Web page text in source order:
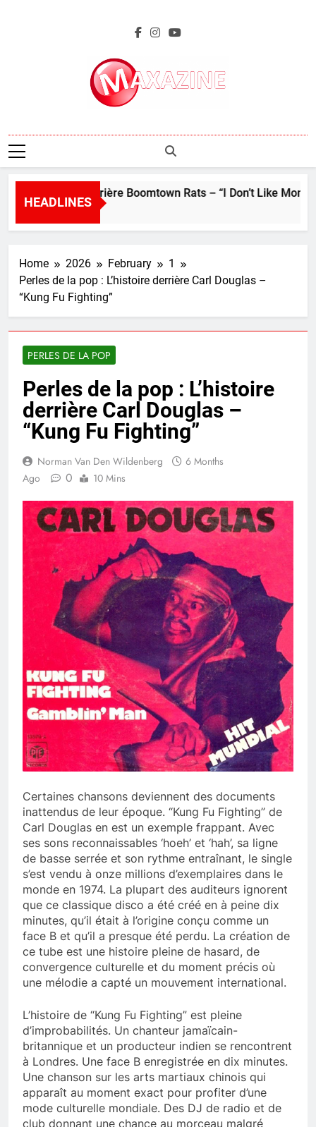
Maxazine.fr
HEADLINES
L’histoire derrière Boomtown Rats – “I Don’t Like Mondays”
Home 2026 February
1
Perles de la pop : L’histoire derrière Carl Douglas –
“Kung Fu Fighting”
PERLES DE LA POP
Perles de la pop : L’histoire
derrière Carl Douglas –
“Kung Fu Fighting”
Norman Van Den Wildenberg
6 Months
Ago
0 10 Mins
Certaines chansons deviennent des documents
inattendus de leur époque. “Kung Fu Fighting” de
Carl Douglas en est un exemple frappant. Avec
ses sons reconnaissables ‘hoeh’ et ‘hah’, sa ligne
de basse serrée et son rythme entraînant, le single
s’est vendu à onze millions d’exemplaires dans le
monde en 1974. La plupart des auditeurs ignorent
que ce classique disco a été créé en à peine dix
minutes, qu’il était à l’origine conçu comme un
face B et qu’il a presque été perdu. La création de
ce tube est une histoire pleine de hasard, de
convergence culturelle et du moment précis où
une mélodie a capté un mouvement international.
L’histoire de “Kung Fu Fighting” est pleine
d’improbabilités. Un chanteur jamaïcain-
britannique et un producteur indien se rencontrent
à Londres. Une face B enregistrée en dix minutes.
Une chanson sur les arts martiaux chinois qui
apparaît au moment exact pour profiter d’une
mode culturelle mondiale. Des DJ de radio et de
club donnant une chance au morceau malgré